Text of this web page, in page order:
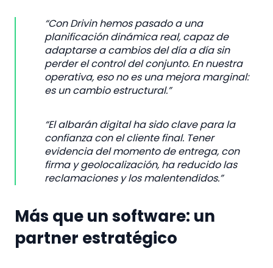
“Con Drivin hemos pasado a una
planificación dinámica real, capaz de
adaptarse a cambios del día a día sin
perder el control del conjunto. En nuestra
operativa, eso no es una mejora marginal:
es un cambio estructural.”
“El albarán digital ha sido clave para la
confianza con el cliente final. Tener
evidencia del momento de entrega, con
firma y geolocalización, ha reducido las
reclamaciones y los malentendidos.”
Más que un software: un
partner estratégico